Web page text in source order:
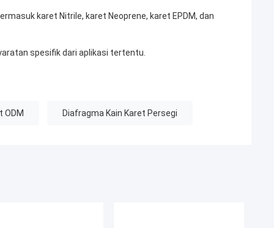
karet Nitrile, karet Neoprene, karet EPDM, dan
spesifik dari aplikasi tertentu.
ODM Diafragma Kain Karet Persegi